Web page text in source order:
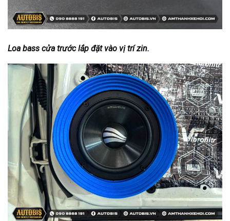
Loa bass cửa trước lắp đặt vào vị trí zin.